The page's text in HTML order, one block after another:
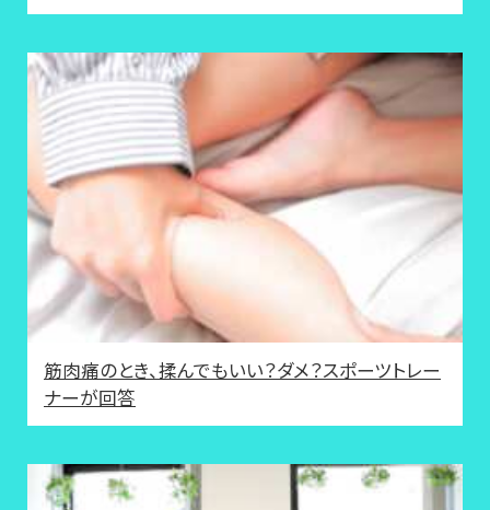
筋肉痛のとき、揉んでもいい？ダメ？スポーツトレー
ナーが回答